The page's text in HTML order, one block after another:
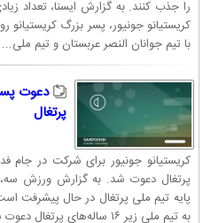
را جذب کنند. به گزارش ایسنا، تعداد
کریستیانو جونیور، پسر بزرگ کریستیانو
با تیم جوانان النصر عربستان و تیم ملی...
پرتغال
پرتغال دعوت شد. به گزارش ورزش سه،
به تیم ملی زیر ۱۶ ساله‌های پرتغال دعوت شده تا در جام...